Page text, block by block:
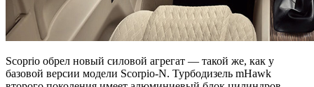
Scoprio обрел новый силовой агрегат — такой же, как у
базовой версии модели Scorpio-N. Турбодизель mHawk